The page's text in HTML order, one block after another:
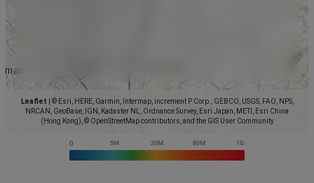
Leaflet
© Esri, HERE, Garmin, Intermap, increment P Corp., GEBCO, USGS, FAO, NPS,
NRCAN, GeoBase, IGN, Kadaster NL, Ordnance Survey, Esri Japan, METI, Esri China
(Hong Kong), © OpenStreetMap contributors, and the GIS User Community